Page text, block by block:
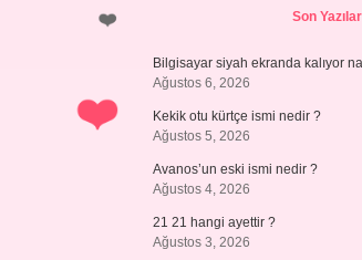
SidebarSon Yazılar
Bilgisayar siyah ekranda kalıyor
Ağustos 6, 2026
Kekik otu kürtçe ismi nedir ?
Ağustos 5, 2026
Avanos’un eski ismi nedir ?
Ağustos 4, 2026
21 21 hangi ayettir ?
Ağustos 3, 2026